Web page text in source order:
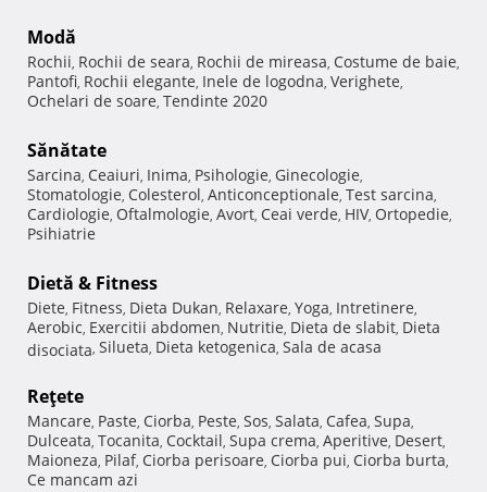
Modă
Rochii, Rochii de seara, Rochii de mireasa, Costume de baie,
Pantofi, Rochii elegante, Inele de logodna, Verighete,
Ochelari de soare, Tendinte 2020
Sănătate
Sarcina, Ceaiuri, Inima, Psihologie, Ginecologie,
Stomatologie, Colesterol, Anticonceptionale, Test sarcina,
Cardiologie, Oftalmologie, Avort, Ceai verde, HIV, Ortopedie,
Psihiatrie
Dietă & Fitness
Diete, Fitness, Dieta Dukan, Relaxare, Yoga, Intretinere,
Aerobic, Exercitii abdomen, Nutritie, Dieta de slabit, Dieta
disociata, Silueta, Dieta ketogenica, Sala de acasa
Reţete
Mancare, Paste, Ciorba, Peste, Sos, Salata, Cafea, Supa,
Dulceata, Tocanita, Cocktail, Supa crema, Aperitive, Desert,
Maioneza, Pilaf, Ciorba perisoare, Ciorba pui, Ciorba burta,
Ce mancam azi